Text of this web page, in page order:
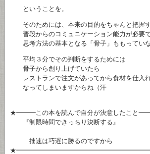
ということを。
そのためには、本来の目的をちゃんと把握
普段からのコミュニケーション能力が必要
思考方法の基本となる「骨子」ももっていな
平均３分でその判断をするためには
骨子から創り上げていたら
レストランで注文があってから食材を仕入
なってしまいますからね（汗
★━━━この本を読んで自分が決意した
『制限時間できっちり決断する』
拙速は巧遅に勝るのですから